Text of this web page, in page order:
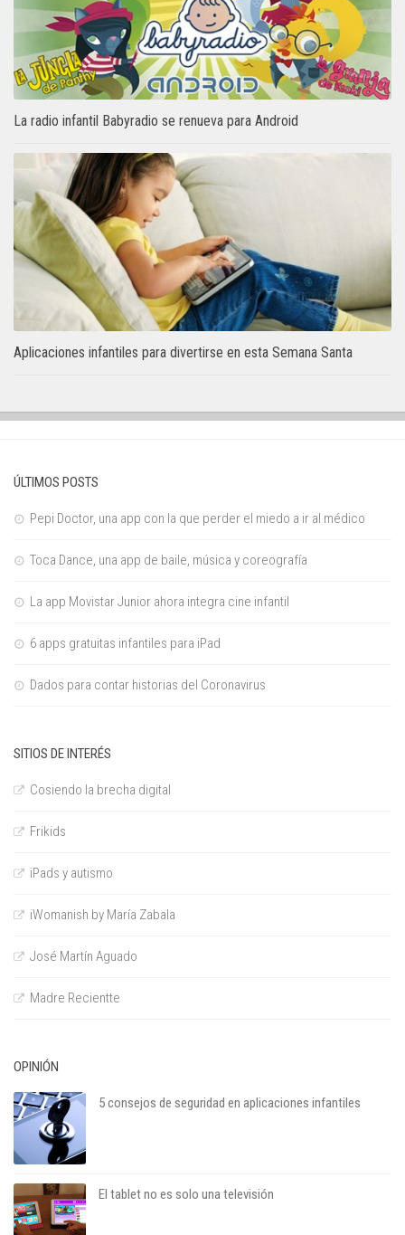
La radio infantil Babyradio se renueva para Android
Aplicaciones infantiles para divertirse en esta Semana Santa
ÚLTIMOS POSTS
Pepi Doctor, una app con la que perder el miedo a ir al médico
Toca Dance, una app de baile, música y coreografía
La app Movistar Junior ahora integra cine infantil
6 apps gratuitas infantiles para iPad
Dados para contar historias del Coronavirus
SITIOS DE INTERÉS
Cosiendo la brecha digital
Frikids
iPads y autismo
iWomanish by María Zabala
José Martín Aguado
Madre Recientte
OPINIÓN
5 consejos de seguridad en aplicaciones infantiles
El tablet no es solo una televisión